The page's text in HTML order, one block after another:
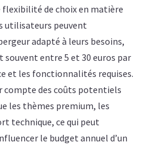
flexibilité de choix en matière
utilisateurs peuvent
adapté à leurs besoins,
souvent entre 5 et 30 euros par
et les fonctionnalités requises.
compte des coûts potentiels
les thèmes premium, les
technique, ce qui peut
le budget annuel d’un